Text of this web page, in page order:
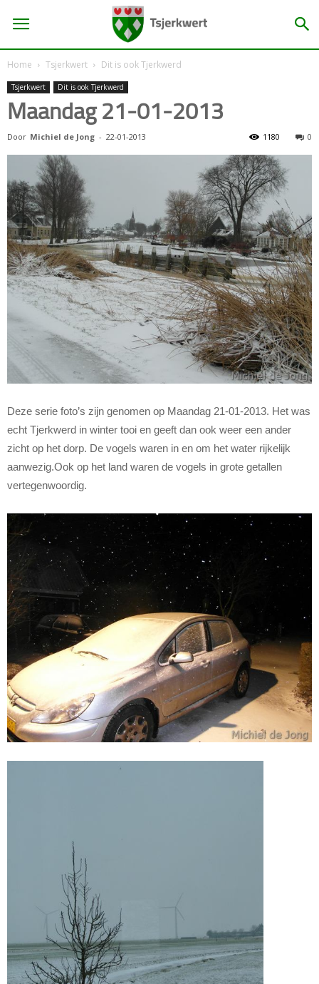
Home Tsjerkwert Dit is ook Tjerkwerd
Tsjerkwert Dit is ook Tjerkwerd
Maandag 21-01-2013
Door Michiel de Jong - 22-01-2013 0
1180
Deze serie foto’s zijn genomen op Maandag 21-01-2013. Het was
echt Tjerkwerd in winter tooi en geeft dan ook weer een ander
zicht op het dorp. De vogels waren in en om het water rijkelijk
aanwezig.Ook op het land waren de vogels in grote getallen
vertegenwoordig.